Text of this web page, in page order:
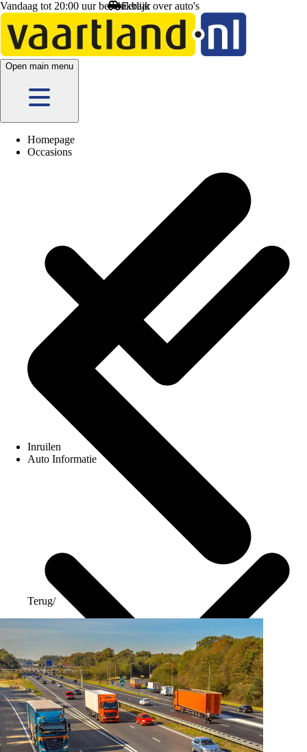
Vandaag tot 20:00 uur beschikbaar
Open main menu
Homepage
Occasions
Inruilen
Auto Informatie
Terug/